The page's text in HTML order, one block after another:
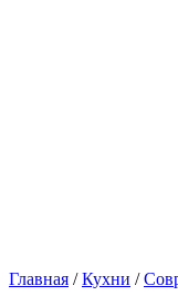
Главная /Кухни /